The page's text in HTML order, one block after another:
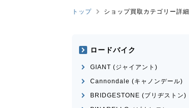
トップ ショップ買取カテゴリー詳細
ロードバイク
GIANT (ジャイアント)
Cannondale (キャノンデール)
BRIDGESTONE (ブリヂストン)